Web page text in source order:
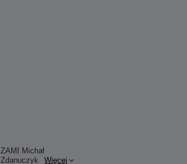
ZAMI Michał
Zdanuczyk
Więcej